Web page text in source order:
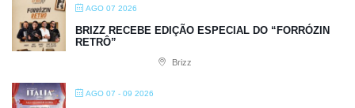
AGO 07 2026
BRIZZ RECEBE EDIÇÃO ESPECIAL DO “FORRÓZIN
RETRÔ”
Brizz
AGO 07 - 09 2026